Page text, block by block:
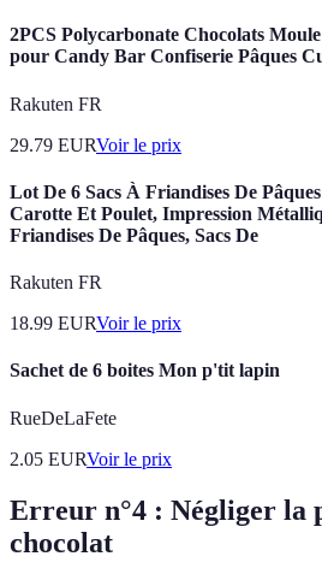
2PCS Polycarbonate Chocolats
pour Candy Bar Confiserie Pâques
Rakuten FR
29.79 EURVoir le prix
Lot De 6 Sacs À Friandises De
Carotte Et Poulet, Impression
Friandises De Pâques, Sacs De
Rakuten FR
18.99 EURVoir le prix
Sachet de 6 boites Mon p'tit lapin
RueDeLaFete
2.05 EURVoir le prix
Erreur n°4 : Négliger la
chocolat